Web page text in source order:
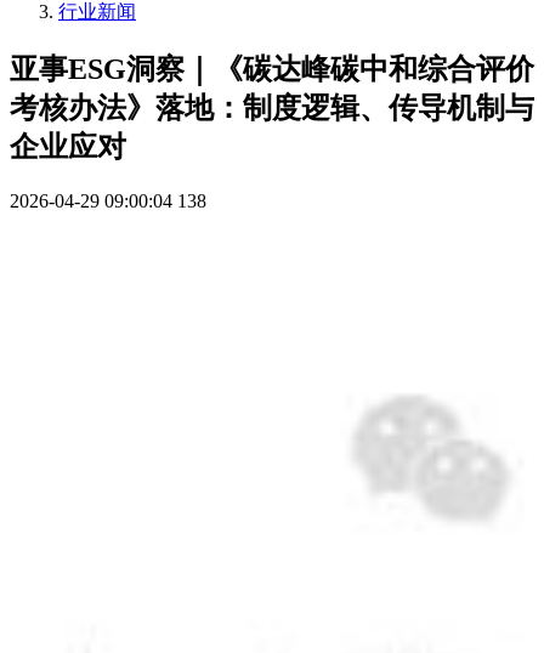
行业新闻
亚事ESG洞察｜《碳达峰碳中和综合评价
考核办法》落地：制度逻辑、传导机制与
企业应对
2026-04-29 09:00:04 138